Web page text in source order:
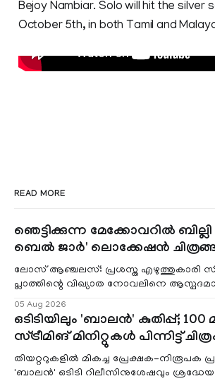
Bejoy Nambiar. Solo will hit the silver
October 5th, in both Tamil and
READ MORE
ഞെട്ടിക്കുന്ന മേക്കോവറിൽ
ബെൽ ജാർ' ലൊക്കേഷൻ
ലോസ് ആഞ്ചലസ്: പ്രശസ്ത എഴുത്തുകാരി
പ്ലാത്തിന്റെ വിഖ്യാത നോവലിനെ
ബെൽ ജാർ' എന്ന ചിത്രത്തി
05 Aug 2026
ഒടിടിയിലും 'ബാലൻ' കുതിപ്പ്; 100
സ്ട്രീമിങ് മിനിറ്റുകൾ പിന്നിട്ട്
തിയറ്ററുകളിൽ മികച്ച പ്രേക്ഷക-നിരൂപക
'ബാലൻ' ഒടിടി റിലീസിനുശേഷവും